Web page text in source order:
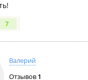
7
Валерий
Отзывов 1